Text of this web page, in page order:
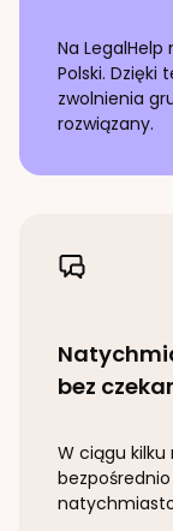
Na
Polski.
zwolnienia
rozwiązany.
bez
W ciągu
bezpośrednio